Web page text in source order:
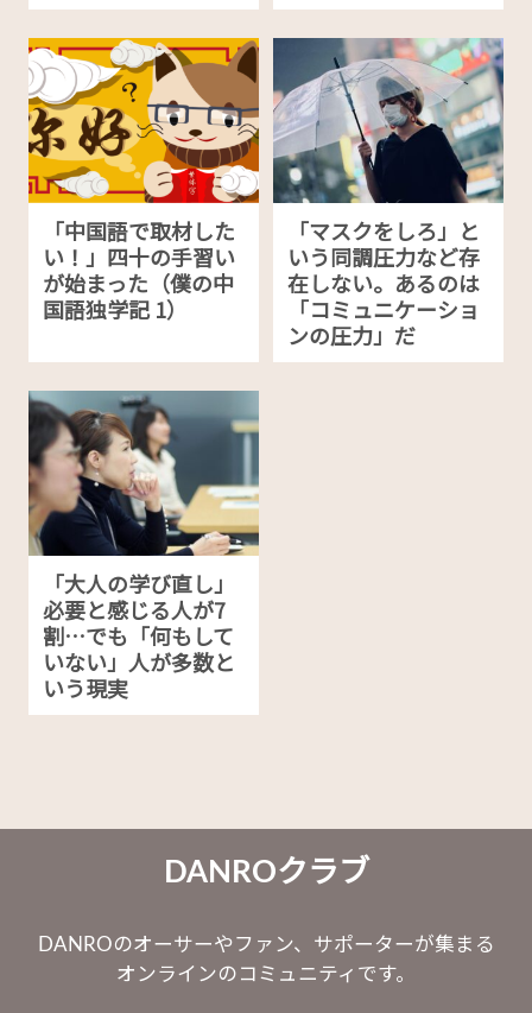
「中国語で取材した
い！」四十の手習い
が始まった（僕の中
国語独学記 1）
「マスクをしろ」と
いう同調圧力など存
在しない。あるのは
「コミュニケーショ
ンの圧力」だ
「大人の学び直し」
必要と感じる人が7
割…でも「何もして
いない」人が多数と
いう現実
DANROクラブ
DANROのオーサーやファン、サポーターが集まる
オンラインのコミュニティです。